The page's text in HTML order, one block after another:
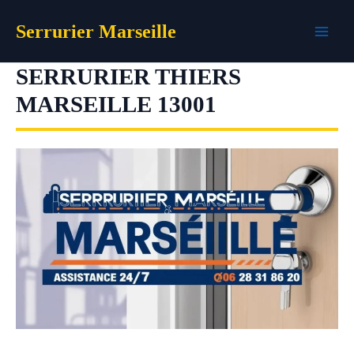
Serrurier Marseille
SERRURIER THIERS
MARSEILLE 13001